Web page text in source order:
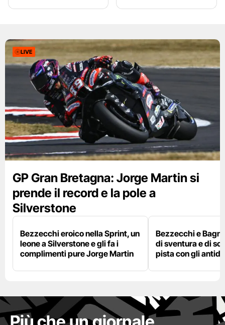
LIVE
GP Gran Bretagna: Jorge Martin si
prende il record e la pole a
Silverstone
Bezzecchi eroico nella Sprint, un
leone a Silverstone e gli fa i
complimenti pure Jorge Martin
Bezzecchi e
di sventura e di
pista con gli